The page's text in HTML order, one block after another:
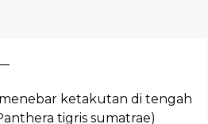
ketakutan di tengah
tigris sumatrae)